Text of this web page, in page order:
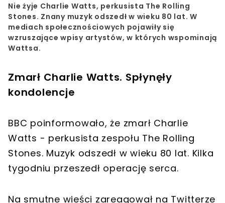
Nie żyje Charlie Watts, perkusista The Rolling
Stones. Znany muzyk odszedł w wieku 80 lat. W
mediach społecznościowych pojawiły się
wzruszające wpisy artystów, w których wspominają
Wattsa.
Zmarł Charlie Watts. Spłynęły
kondolencje
BBC poinformowało, że zmarł Charlie
Watts - perkusista zespołu The Rolling
Stones. Muzyk odszedł w wieku 80 lat. Kilka
tygodniu przeszedł operację serca.
Na smutne wieści zareagował na Twitterze